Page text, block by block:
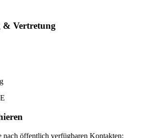
& Vertretung
nach öffentlich verfügbaren Kontakten: